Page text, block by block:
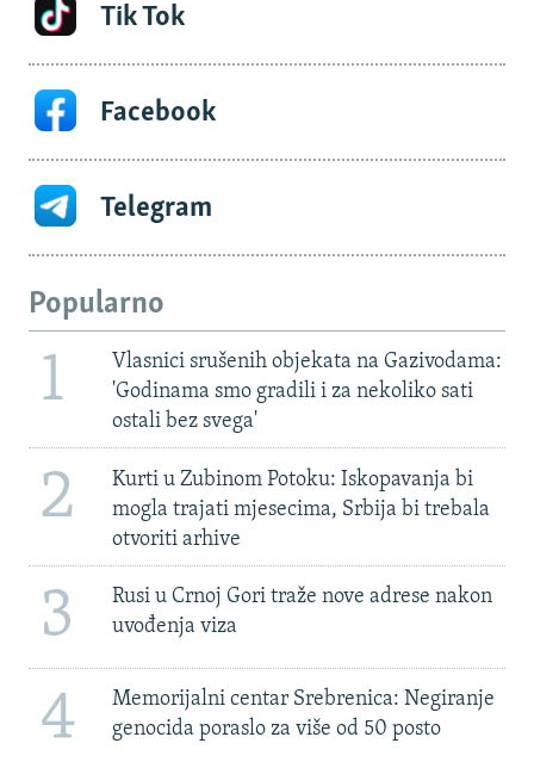
Tik Tok
Facebook
Telegram
Popularno
1
Vlasnici srušenih objekata na Gazivodama:
'Godinama smo gradili i za nekoliko sati
ostali bez svega'
2
Kurti u Zubinom Potoku: Iskopavanja bi
mogla trajati mjesecima, Srbija bi trebala
otvoriti arhive
3
Rusi u Crnoj Gori traže nove adrese nakon
uvođenja viza
4
Memorijalni centar Srebrenica: Negiranje
genocida poraslo za više od 50 posto